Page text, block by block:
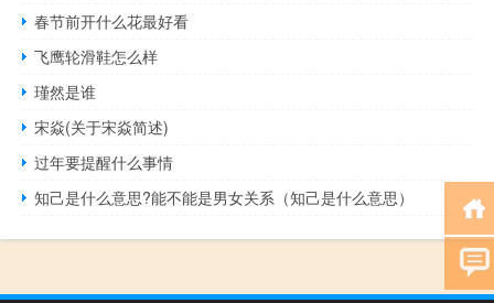
春节前开什么花最好看
飞鹰轮滑鞋怎么样
瑾然是谁
宋焱(关于宋焱简述)
过年要提醒什么事情
知己是什么意思?能不能是男女关系（知己是什么意思）